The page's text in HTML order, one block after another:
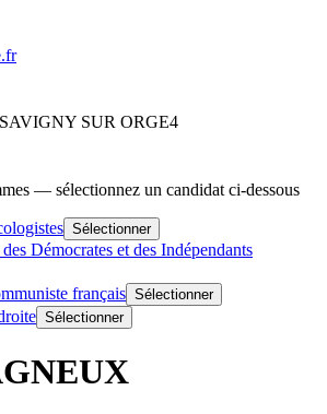
SAVIGNY SUR ORGE4
— sélectionnez un candidat ci-dessous
Sélectionner
Démocrates et des Indépendants
français Sélectionner
Sélectionner